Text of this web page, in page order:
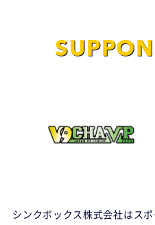
シンクボックス株式会社はス